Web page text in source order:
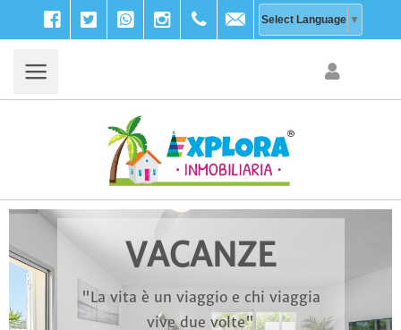
FacebookTwitter WhatsAppInstagram
+39
203
9756
info@explora-
Select Language ▼
VACANZE
"La vita è un viaggio e chi viaggia
vive due volte"